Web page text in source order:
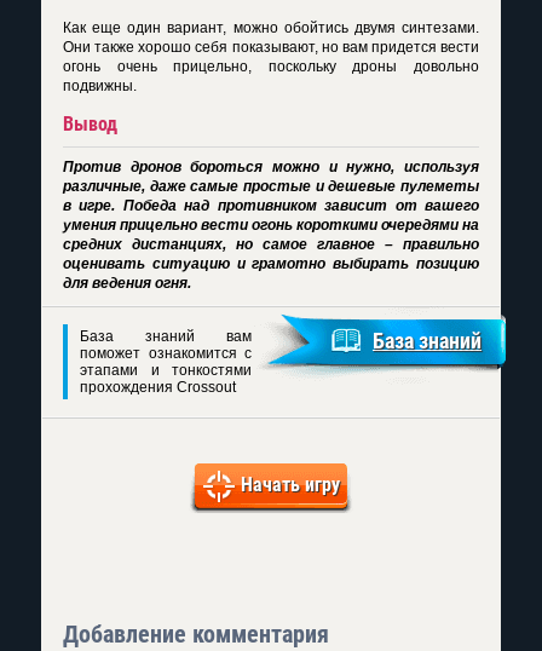
Как еще один вариант, можно обойтись двумя синтезами.
Они также хорошо себя показывают, но вам придется вести
огонь очень прицельно, поскольку дроны довольно
подвижны.
Вывод
Против дронов бороться можно и нужно, используя
различные, даже самые простые и дешевые пулеметы
в игре. Победа над противником зависит от вашего
умения прицельно вести огонь короткими очередями на
средних дистанциях, но самое главное – правильно
оценивать ситуацию и грамотно выбирать позицию
для ведения огня.
База знаний вам
поможет ознакомится с
этапами и тонкостями
прохождения Crossout
База знаний
Начать игру
Добавление комментария